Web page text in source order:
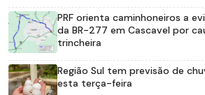
PRF orienta caminhoneiros a
da BR-277 em Cascavel por
trincheira
Região Sul tem previsão de
esta terça-feira